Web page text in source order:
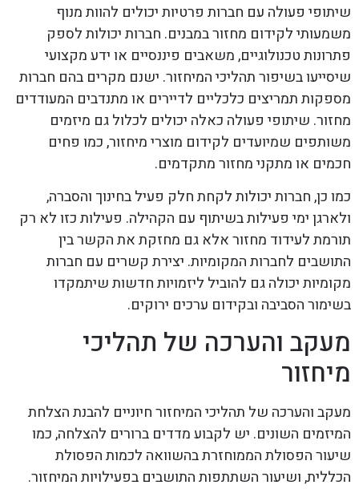
שיתופי פעולה עם חברות פרטיות יכולים להוות מנוף
משמעותי לקידום מחזור במבנים. חברות יכולות לספק
פתרונות טכנולוגיים, משאבים פיננסיים או ידע מקצועי
שיסייעו בשיפור תהליכי המיחזור. ישנם מקרים בהם חברות
מספקות תמריצים כלכליים לדיירים או מתנדבים המעודדים
מחזור. שיתופי פעולה כאלה יכולים לכלול גם מיזמים
משותפים שמיועדים לקידום מוצרי מיחזור, כמו פחים
חכמים או מתקני מחזור מתקדמים.
כמו כן, חברות יכולות לקחת חלק פעיל בחינוך והסברה,
ולארגן ימי פעילות בשיתוף עם הקהילה. פעילות כזו לא רק
תורמת לעידוד מחזור אלא גם מחזקת את הקשר בין
התושבים לחברות המקומיות. יצירת קשרים עם חברות
מקומיות יכולה גם להוביל ליזמויות חדשות שיתמקדו
בשימור הסביבה ובקידום ערכים ירוקים.
מעקב והערכה של תהליכי
מיחזור
מעקב והערכה של תהליכי המיחזור חיוניים להבנת הצלחת
המיזמים השונים. יש לקבוע מדדים ברורים להצלחה, כמו
שיעור הפסולת הממוחזרת בהשוואה לכמות הפסולת
הכללית, ושיעור השתתפות התושבים בפעילויות המיחזור.